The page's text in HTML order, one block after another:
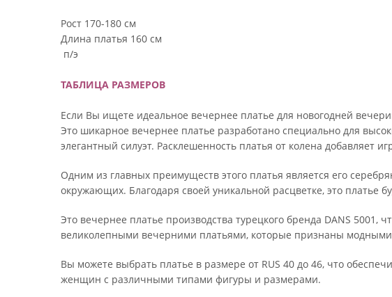
Рост 170-180 см
Длина платья 160 см
п/э
ТАБЛИЦА РАЗМЕРОВ
Если Вы ищете идеальное вечернее платье для новогодней
Это шикарное вечернее платье разработано специально для
элегантный силуэт. Расклешенность платья от колена добавляет
Одним из главных преимуществ этого платья является его
окружающих. Благодаря своей уникальной расцветке, это платье
Это вечернее платье производства турецкого бренда DANS 5001,
великолепными вечерними платьями, которые признаны
Вы можете выбрать платье в размере от RUS 40 до 46, что
женщин с различными типами фигуры и размерами.